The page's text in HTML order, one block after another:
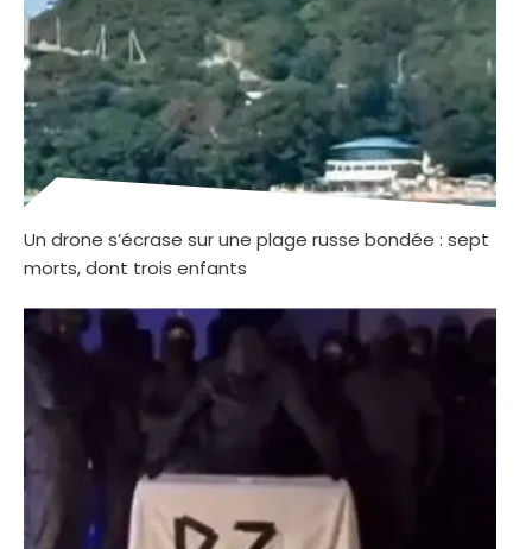
Un drone s’écrase sur une plage russe bondée : sept
morts, dont trois enfants